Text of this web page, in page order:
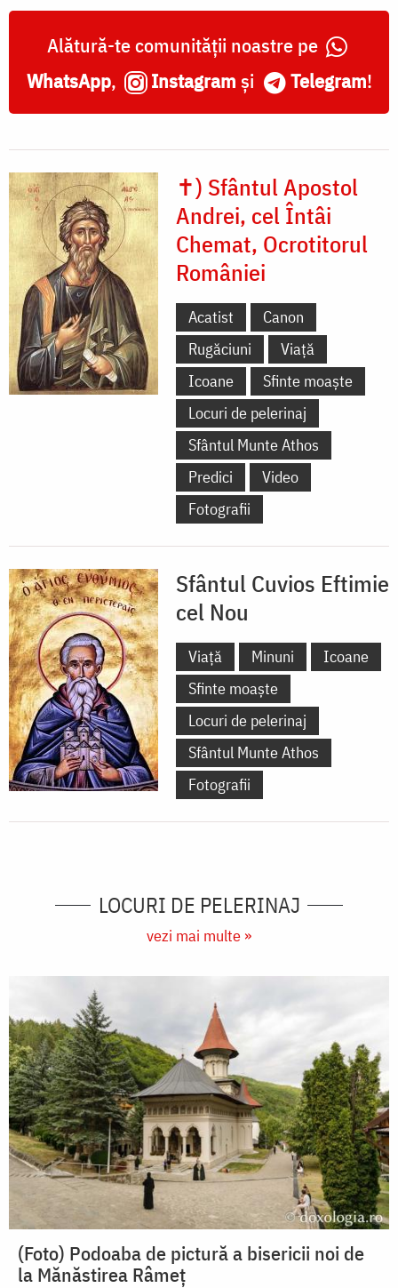
Alătură-te comunității noastre pe
WhatsApp, Instagram și Telegram!
✝) Sfântul Apostol
Andrei, cel Întâi
Chemat, Ocrotitorul
României
Acatist
Canon
Rugăciuni
Viață
Icoane
Sfinte moaște
Locuri de pelerinaj
Sfântul Munte Athos
Predici
Video
Fotografii
Sfântul Cuvios Eftimie
cel Nou
Viață Minuni
Icoane
Sfinte moaște
Locuri de pelerinaj
Sfântul Munte Athos
Fotografii
LOCURI DE PELERINAJ
vezi mai multe »
(Foto) Podoaba de pictură a bisericii noi de
la Mănăstirea Râmeț